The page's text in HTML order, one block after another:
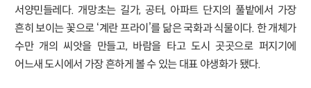
서양민들레다. 개망초는 길가, 공터, 아파트 단지의 풀밭에서 가장
흔히 보이는 꽃으로 ‘계란 프라이’를 닮은 국화과 식물이다. 한 개체가
수만 개의 씨앗을 만들고, 바람을 타고 도시 곳곳으로 퍼지기에
어느새 도시에서 가장 흔하게 볼 수 있는 대표 야생화가 됐다.